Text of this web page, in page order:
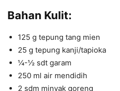
Bahan Kulit:
125 g tepung tang mien
25 g tepung kanji/tapioka
¼-½ sdt garam
250 ml air mendidih
2 sdm minyak goreng